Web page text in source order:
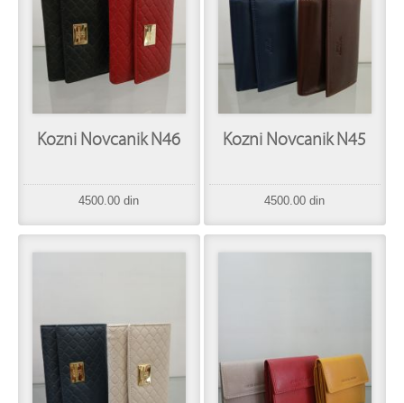
Kozni Novcanik N46
4500.00 din
Kozni Novcanik N45
4500.00 din